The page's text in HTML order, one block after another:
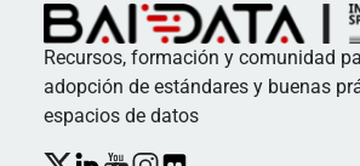
Recursos, formación y comunidad
adopción de estándares y buenas
espacios de datos